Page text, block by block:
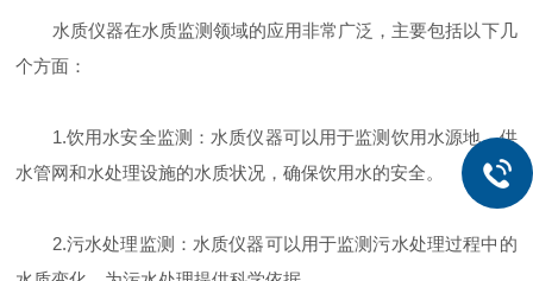
水质仪器在水质监测领域的应用非常广泛，主要包括以下几
个方面：
1.饮用水安全监测：水质仪器可以用于监测饮用水源地、供
水管网和水处理设施的水质状况，确保饮用水的安全。
2.污水处理监测：水质仪器可以用于监测污水处理过程中的